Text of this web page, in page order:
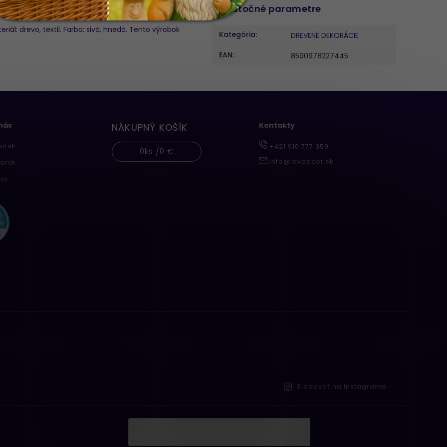
drevo, textil. Farba: sivá, hnedá. Tento výrobok
Dodatočné parametre
Kategória:
DREVENÉ DEKORÁCIE
EAN: 8590978227445
NÁKUPNÝ KOŠÍK
0ks /0 €
Kontakty
+421 910 777 359
info@lavdecor.sk
Sledovať na Instagrame